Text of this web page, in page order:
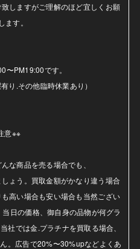
しますがご理解のほど宜しくお願
ます。
〜PM19:00です。
り.その他臨時休業あり）
意※※
な商品を売る場合でも、
ょう。買取金額がかなり違う場合
高い場合も安い場合も当然ござい
日の価格、御自身の品物が何グラ
社では金.プラチナを買取る場合、
。広告で20%〜30%upなどよくあ